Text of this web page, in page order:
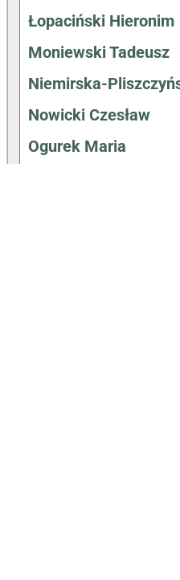
Łopaciński Hieronim
Moniewski Tadeusz
Niemirska-
Nowicki Czesław
Ogurek Maria